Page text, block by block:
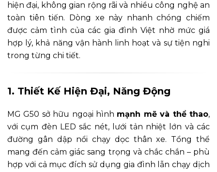
hiện đại, không gian rộng rãi và nhiều công nghệ an
toàn tiên tiến. Dòng xe này nhanh chóng chiếm
được cảm tình của các gia đình Việt nhờ mức giá
hợp lý, khả năng vận hành linh hoạt và sự tiện nghi
trong từng chi tiết.
1. Thiết Kế Hiện Đại, Năng Động
MG G50 sở hữu ngoại hình mạnh mẽ và thể thao,
với cụm đèn LED sắc nét, lưới tản nhiệt lớn và các
đường gân dập nổi chạy dọc thân xe. Tổng thể
mang đến cảm giác sang trọng và chắc chắn – phù
hợp với cả mục đích sử dụng gia đình lẫn chạy dịch